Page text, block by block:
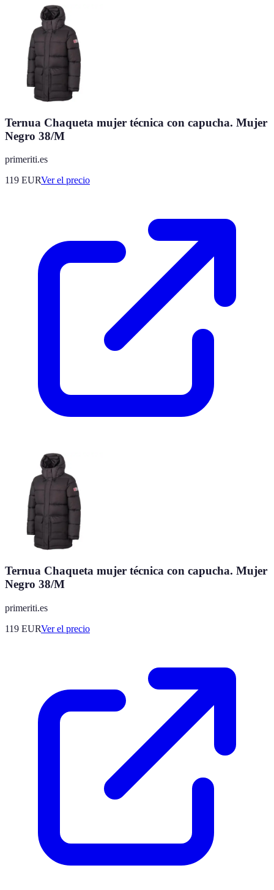
Ternua Chaqueta mujer técnica con capucha. Mujer
Negro 38/M
primeriti.es
119 EURVer el precio
Ternua Chaqueta mujer técnica con capucha. Mujer
Negro 38/M
primeriti.es
119 EURVer el precio